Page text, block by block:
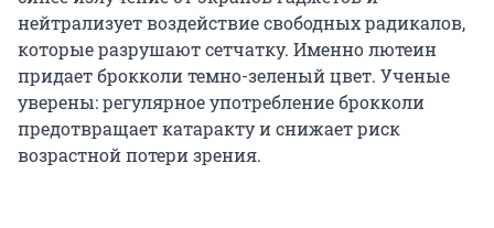
нейтрализует воздействие свободных радикалов,
которые разрушают сетчатку. Именно лютеин
придает брокколи темно-зеленый цвет. Ученые
уверены: регулярное употребление брокколи
предотвращает катаракту и снижает риск
возрастной потери зрения.